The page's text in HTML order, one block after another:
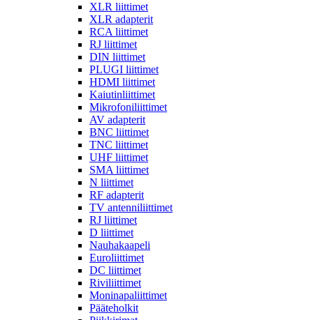
XLR liittimet
XLR adapterit
RCA liittimet
RJ liittimet
DIN liittimet
PLUGI liittimet
HDMI liittimet
Kaiutinliittimet
Mikrofoniliittimet
AV adapterit
BNC liittimet
TNC liittimet
UHF liittimet
SMA liittimet
N liittimet
RF adapterit
TV antenniliittimet
RJ liittimet
D liittimet
Nauhakaapeli
Euroliittimet
DC liittimet
Riviliittimet
Moninapaliittimet
Pääteholkit